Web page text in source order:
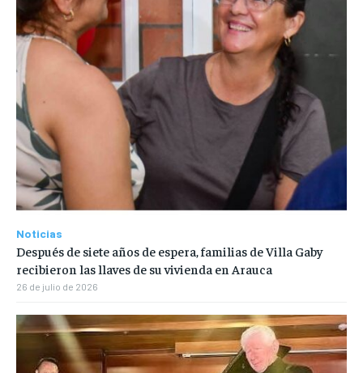
Noticias
Después de siete años de espera, familias de Villa Gaby
recibieron las llaves de su vivienda en Arauca
26 de julio de 2026